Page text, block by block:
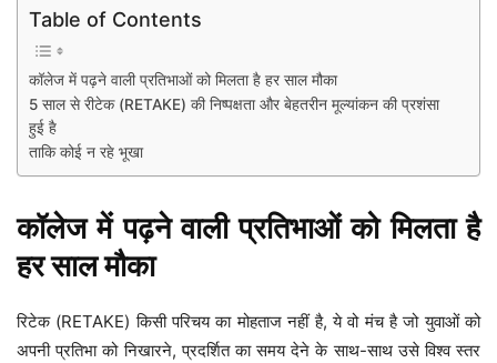
Table of Contents
कॉलेज में पढ़ने वाली प्रतिभाओं को मिलता है हर साल मौका
5 साल से रीटेक (RETAKE) की निष्पक्षता और बेहतरीन मूल्यांकन की प्रशंसा
हुई है
ताकि कोई न रहे भूखा
कॉलेज में पढ़ने वाली प्रतिभाओं को मिलता है
हर साल मौका
रिटेक (RETAKE) किसी परिचय का मोहताज नहीं है, ये वो मंच है जो युवाओं को
अपनी प्रतिभा को निखारने, प्रदर्शित का समय देने के साथ-साथ उसे विश्व स्तर